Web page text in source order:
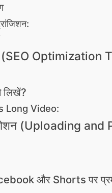
(SEO Optimization
लिखें?
Long Video:
(Uploading
और Shorts पर